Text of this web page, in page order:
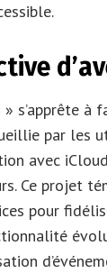
s’apprête
par les
avec
Ce projet
pour